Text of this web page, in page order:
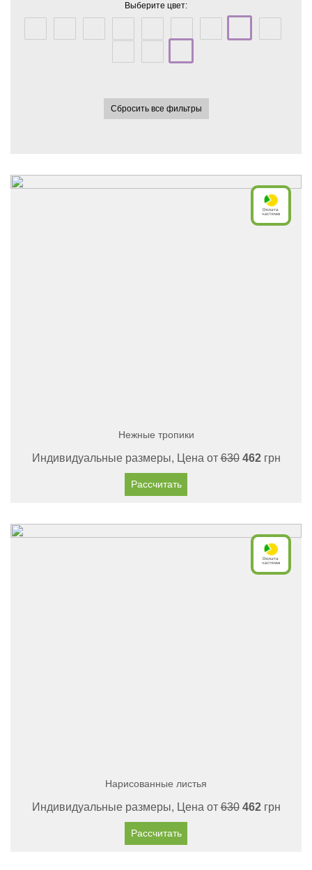
Выберите цвет:
Сбросить все фильтры
Нежные тропики
Индивидуальные размеры, Цена от630 462грн
Рассчитать
Нарисованные листья
Индивидуальные размеры, Цена от630 462грн
Рассчитать